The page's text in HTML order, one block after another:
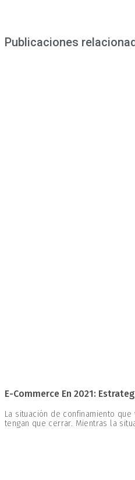
Publicaciones
E-Commerce En 2021:
La situación de confinamiento
tengan que cerrar. Mientras la